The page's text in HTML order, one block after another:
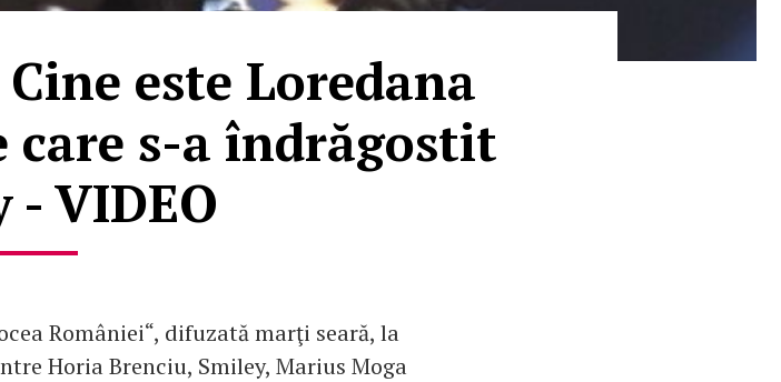
este Loredana
care s-a îndrăgostit
- VIDEO
României“, difuzată marţi seară, la
Horia Brenciu, Smiley, Marius Moga